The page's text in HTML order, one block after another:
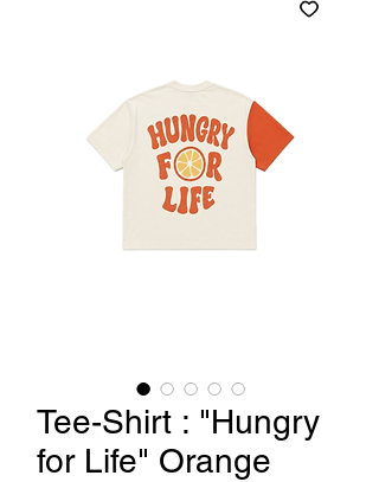
Tee-Shirt : "Hungry
for Life" Orange